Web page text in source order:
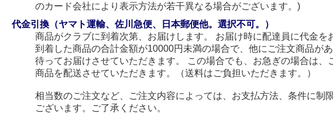
のカード会社により表示方法が若干異なる場合がございます。)
代金引換（ヤマト運輸、佐川急便、日本郵便他。選択不可。）
商品がクラブに到着次第、お届けします。 お届け時に配達員に代金を
到着した商品の合計金額が10000円未満の場合で、他にご注文商品が
待ってお届けさせていただきます。 この場合でも、お急ぎの場合は、
商品を配送させていただきます。（送料はご負担いただきます。）
相当数のご注文など、ご注文内容によっては、お支払方法、条件に制
ございます。ご了承ください。